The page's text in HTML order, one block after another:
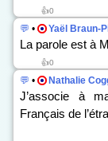
👍0
💬 • Yaël Braun-
La parole est à
👍0
💬 • Nathalie
J’associe à
Français de